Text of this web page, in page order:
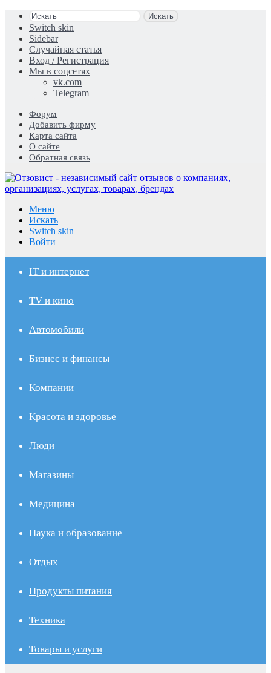
Искать
Switch skin
Sidebar
Случайная статья
Вход / Регистрация
Мы в соцсетях
vk.com
Telegram
Форум
Добавить фирму
Карта сайта
О сайте
Обратная связь
Меню
Искать
Switch skin
Войти
IT и интернет
TV и кино
Автомобили
Бизнес и финансы
Компании
Красота и здоровье
Люди
Магазины
Медицина
Наука и образование
Отдых
Продукты питания
Техника
Товары и услуги